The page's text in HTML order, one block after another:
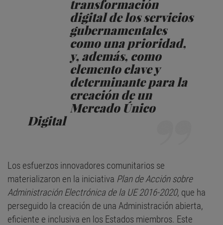
transformación
digital de los servicios
gubernamentales
como una prioridad,
y, además, como
elemento clave y
determinante para la
creación de un
Mercado Único
Digital
Los esfuerzos innovadores comunitarios se
materializaron en la iniciativa Plan de Acción sobre
Administración Electrónica de la UE 2016-2020, que ha
perseguido la creación de una Administración abierta,
eficiente e inclusiva en los Estados miembros. Este